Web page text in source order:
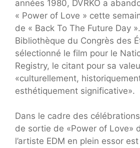
années 1980, DVRKO a
« Power of Love » cette
de « Back To The Future Day
Bibliothèque du Congrès des
sélectionné le film pour le
Registry, le citant pour sa
«culturellement,
esthétiquement significative».
Dans le cadre des
de sortie de «Power of Love»
l’artiste EDM en plein essor